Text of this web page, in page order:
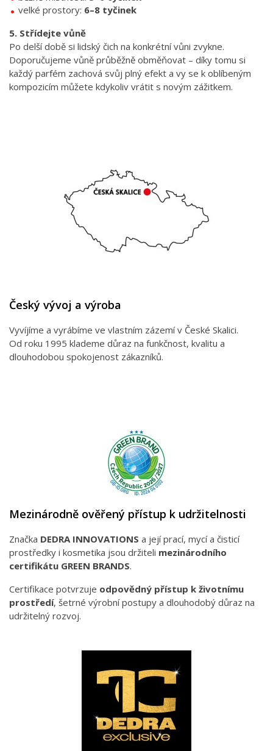
velké prostory: 6–8 tyčinek
5. Střídejte vůně
Po delší době si lidský čich na konkrétní vůni zvykne.
Doporučujeme vůně průběžně obměňovat – díky tomu si
každý parfém zachová svůj plný efekt a vy se k oblíbeným
kompozicím můžete kdykoliv vrátit s novým zážitkem.
Český vývoj a výroba
Vyvíjíme a vyrábíme ve vlastním zázemí v České Skalici.
Od roku 1995 klademe důraz na funkčnost, kvalitu a
dlouhodobou spokojenost zákazníků.
Mezinárodně ověřený přístup k udržitelnosti
Značka DEDRA INNOVATIONS a její prací, mycí a čisticí
prostředky i kosmetika jsou držiteli mezinárodního
certifikátu GREEN BRANDS.
Certifikace potvrzuje odpovědný přístup k životnímu
prostředí, šetrné výrobní postupy a dlouhodobý důraz na
udržitelný rozvoj.